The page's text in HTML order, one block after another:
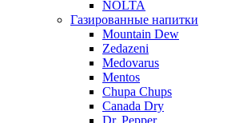
NOLTA
Газированные напитки
Mountain Dew
Zedazeni
Medovarus
Mentos
Chupa Chups
Canada Dry
Dr. Pepper